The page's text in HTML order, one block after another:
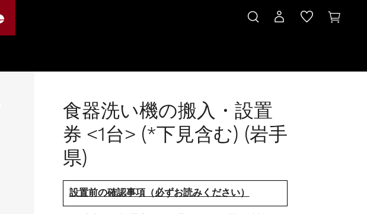
食器洗い機の搬入・設置
券 <1台> (*下見含む) (岩手
県)
設置前の確認事項（必ずお読みください）